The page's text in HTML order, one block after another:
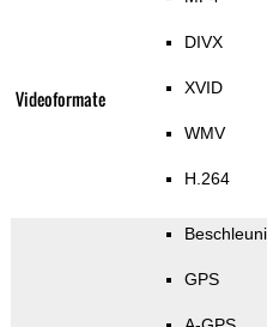
Videoformate
DIVX
XVID
WMV
H.264
GPS